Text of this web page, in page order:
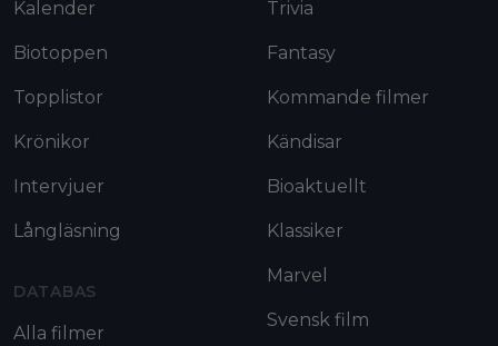
Kalender
Biotoppen
Topplistor
Krönikor
Intervjuer
Långläsning
DATABAS
Alla filmer
Trivia
Fantasy
Kommande filmer
Kändisar
Bioaktuellt
Klassiker
Marvel
Svensk film